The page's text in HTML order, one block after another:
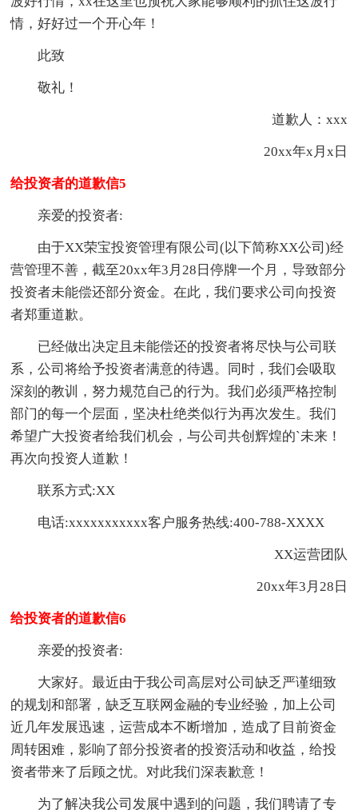
情，好好过一个开心年！
此致
敬礼！
道歉人：xxx
20xx年x月x日
给投资者的道歉信5
亲爱的投资者:
由于XX荣宝投资管理有限公司(以下简称XX公司)经
营管理不善，截至20xx年3月28日停牌一个月，导致部分
投资者未能偿还部分资金。在此，我们要求公司向投资
者郑重道歉。
已经做出决定且未能偿还的投资者将尽快与公司联
系，公司将给予投资者满意的待遇。同时，我们会吸取
深刻的教训，努力规范自己的行为。我们必须严格控制
部门的每一个层面，坚决杜绝类似行为再次发生。我们
希望广大投资者给我们机会，与公司共创辉煌的`未来！
再次向投资人道歉！
联系方式:XX
电话:xxxxxxxxxxx客户服务热线:400-788-XXXX
XX运营团队
20xx年3月28日
给投资者的道歉信6
亲爱的投资者:
大家好。最近由于我公司高层对公司缺乏严谨细致
的规划和部署，缺乏互联网金融的专业经验，加上公司
近几年发展迅速，运营成本不断增加，造成了目前资金
周转困难，影响了部分投资者的投资活动和收益，给投
资者带来了后顾之忧。对此我们深表歉意！
为了解决我公司发展中遇到的问题，我们聘请了专